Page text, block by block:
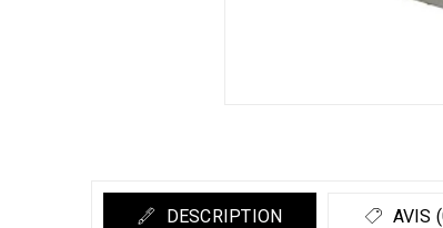
DESCRIPTION AVIS